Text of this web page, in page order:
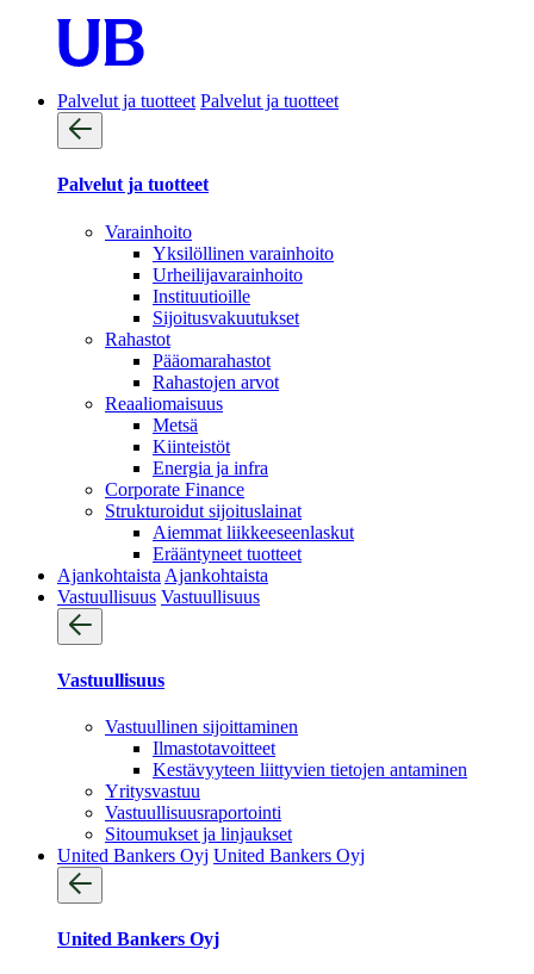
Palvelut ja tuotteet Palvelut ja tuotteet
Palvelut ja tuotteet
Varainhoito
Yksilöllinen varainhoito
Urheilijavarainhoito
Instituutioille
Sijoitusvakuutukset
Rahastot
Pääomarahastot
Rahastojen arvot
Reaaliomaisuus
Metsä
Kiinteistöt
Energia ja infra
Corporate Finance
Strukturoidut sijoituslainat
Aiemmat liikkeeseenlaskut
Erääntyneet tuotteet
Ajankohtaista Ajankohtaista
Vastuullisuus Vastuullisuus
Vastuullisuus
Vastuullinen sijoittaminen
Ilmastotavoitteet
Kestävyyteen liittyvien tietojen antaminen
Yritysvastuu
Vastuullisuus­raportointi
Sitoumukset ja linjaukset
United Bankers Oyj United Bankers Oyj
United Bankers Oyj